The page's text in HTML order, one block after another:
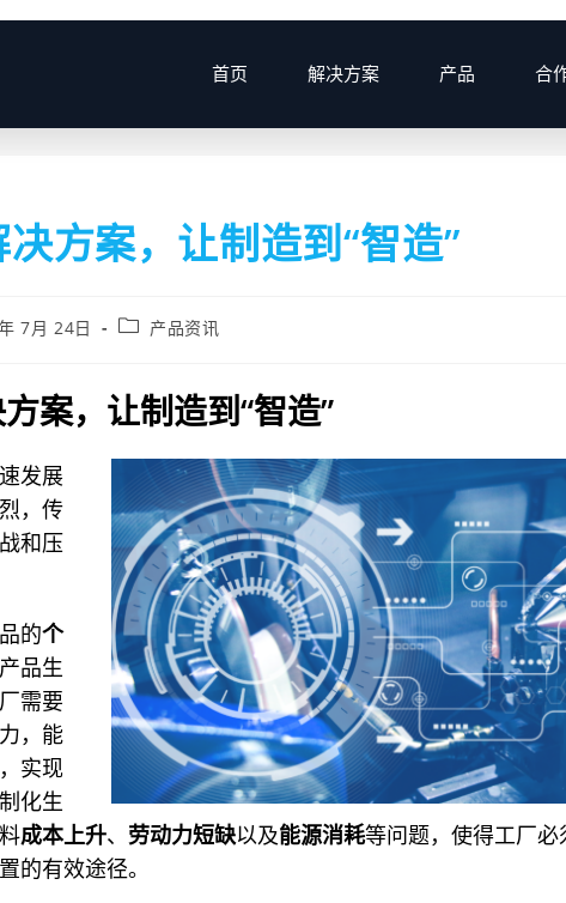
首页 解决方案 产品 合
方案，让制造到“智造”
7月 24日 产品资讯
案，让制造到“智造”
发展
，传
和压
的个
品生
需要
，能
实现
化生
成本上升、 劳动力短缺以及能源消耗等问题，使得工厂
的有效途径。